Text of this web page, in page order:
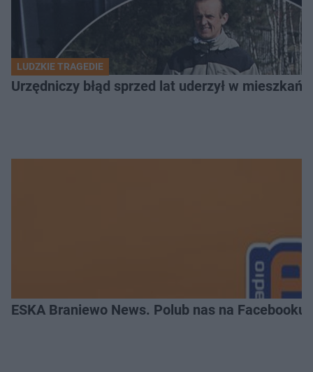
LUDZKIE TRAGEDIE
Urzędniczy błąd sprzed lat uderzył w
ESKA Braniewo News. Polub nas na Facebooku!